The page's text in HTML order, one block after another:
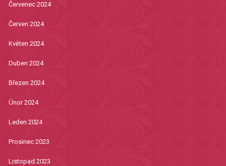
Červenec 2024
Červen 2024
Květen 2024
Duben 2024
Březen 2024
Únor 2024
Leden 2024
Prosinec 2023
Listopad 2023